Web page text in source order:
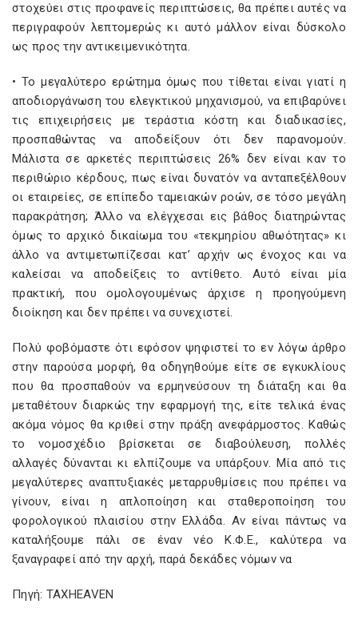
στοχεύει στις προφανείς περιπτώσεις, θα πρέπει αυτές να
περιγραφούν λεπτομερώς κι αυτό μάλλον είναι δύσκολο
ως προς την αντικειμενικότητα.
• Το μεγαλύτερο ερώτημα όμως που τίθεται είναι γιατί η
αποδιοργάνωση του ελεγκτικού μηχανισμού, να επιβαρύνει
τις επιχειρήσεις με τεράστια κόστη και διαδικασίες,
προσπαθώντας να αποδείξουν ότι δεν παρανομούν.
Μάλιστα σε αρκετές περιπτώσεις 26% δεν είναι καν το
περιθώριο κέρδους, πως είναι δυνατόν να ανταπεξέλθουν
οι εταιρείες, σε επίπεδο ταμειακών ροών, σε τόσο μεγάλη
παρακράτηση; Άλλο να ελέγχεσαι εις βάθος διατηρώντας
όμως το αρχικό δικαίωμα του «τεκμηρίου αθωότητας» κι
άλλο να αντιμετωπίζεσαι κατ’ αρχήν ως ένοχος και να
καλείσαι να αποδείξεις το αντίθετο. Αυτό είναι μία
πρακτική, που ομολογουμένως άρχισε η προηγούμενη
διοίκηση και δεν πρέπει να συνεχιστεί.
Πολύ φοβόμαστε ότι εφόσον ψηφιστεί το εν λόγω άρθρο
στην παρούσα μορφή, θα οδηγηθούμε είτε σε εγκυκλίους
που θα προσπαθούν να ερμηνεύσουν τη διάταξη και θα
μεταθέτουν διαρκώς την εφαρμογή της, είτε τελικά ένας
ακόμα νόμος θα κριθεί στην πράξη ανεφάρμοστος. Καθώς
το νομοσχέδιο βρίσκεται σε διαβούλευση, πολλές
αλλαγές δύνανται κι ελπίζουμε να υπάρξουν. Μία από τις
μεγαλύτερες αναπτυξιακές μεταρρυθμίσεις που πρέπει να
γίνουν, είναι η απλοποίηση και σταθεροποίηση του
φορολογικού πλαισίου στην Ελλάδα. Αν είναι πάντως να
καταλήξουμε πάλι σε έναν νέο Κ.Φ.Ε., καλύτερα να
ξαναγραφεί από την αρχή, παρά δεκάδες νόμων να
Πηγή: TAXHEAVEN